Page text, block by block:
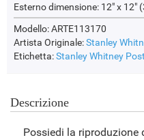
Esterno dimensione: 12" x 12"
Modello: ARTE113170
Artista Originale:Stanley
Etichetta:Stanley Whitney
Descrizione
Possiedi la riproduzione